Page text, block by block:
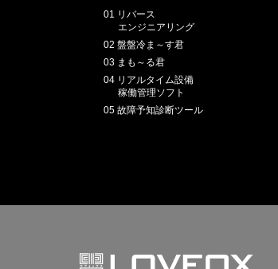
01 リバース
エンジニアリング
02 盤盤冷ま～す君
03 まも～る君
04 リアルタイム設備
稼働管理ソフト
05 故障予知診断ツール